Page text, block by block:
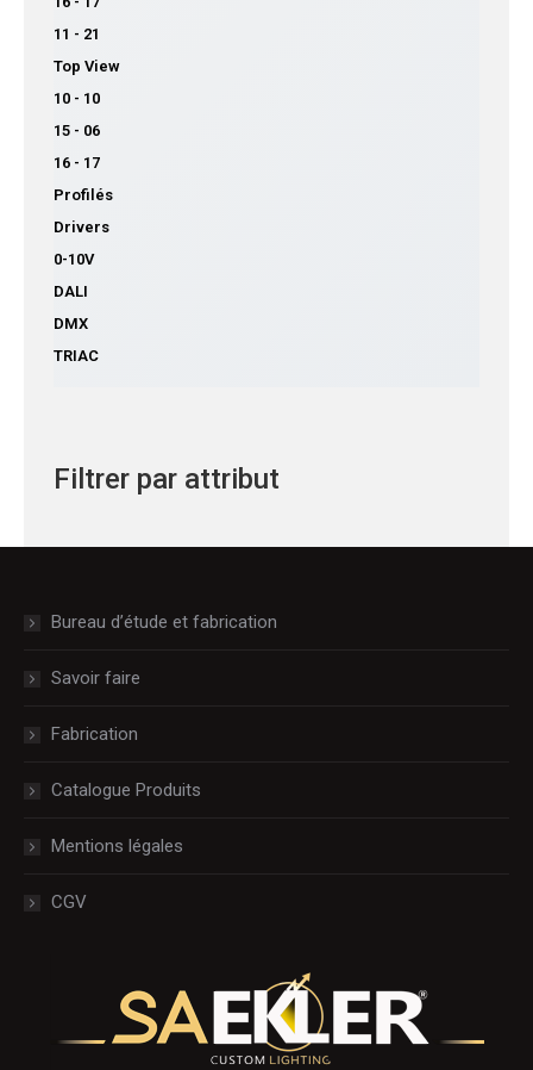
11 - 21
Top View
10 - 10
15 - 06
16 - 17
Profilés
Drivers
0-10V
DALI
DMX
TRIAC
Filtrer par attribut
Bureau d’étude et fabrication
Savoir faire
Fabrication
Catalogue Produits
Mentions légales
CGV